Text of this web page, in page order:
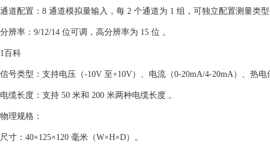
通道配置‌：8 通道模拟量输入，每 2 个通道为 1 组，可独立配置测量类
‌分辨率‌：9/12/14 位可调，高分辨率为 15 位 。‌
1百科‌‌
信号类型‌：支持电压（-10V 至+10V）、电流（0-20mA/4-20mA）、热
‌电缆长度‌：支持 50 米和 200 米两种电缆长度 。‌
‌物理规格‌：
‌尺寸‌：40×125×120 毫米（W×H×D）。‌